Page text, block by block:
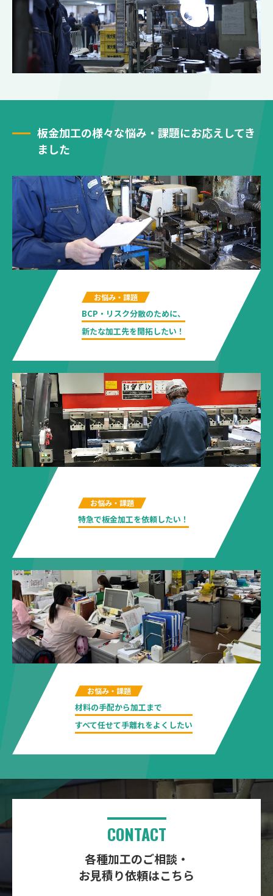
板金加工の様々な悩み・課題にお応えしてき
ました
お悩み・課題
BCP・リスク分散のために、
新たな加工先を開拓したい！
お悩み・課題
特急で板金加工を依頼したい！
お悩み・課題
材料の手配から加工まで
すべて任せて手離れをよくしたい
CONTACT
各種加工のご相談・
お見積り依頼はこちら